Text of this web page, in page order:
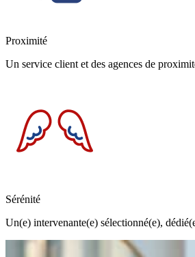
Proximité
Un service client et des agences de
Sérénité
Un(e) intervenante(e) sélectionné(e),